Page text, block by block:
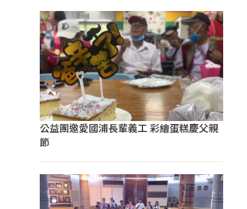
公益團邀愛國浦長輩義工 彩繪蛋糕慶父親
節